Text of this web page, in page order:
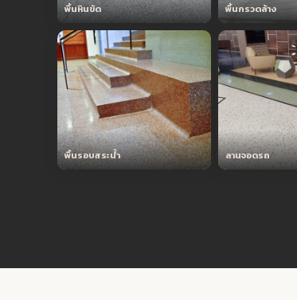
พื้นหินขัด พื้นกรวดล้าง
พื้นรอบสระน้ำ ลานจอดรถ